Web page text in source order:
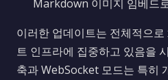
Markdown 이미지 임베드
이러한 업데이트는 전체적으
트 인프라에 집중하고 있음을
축과 WebSocket 모드는 특히